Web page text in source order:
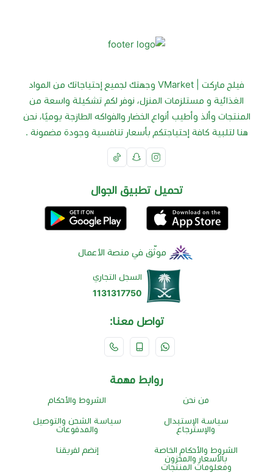
فيلج ماركت | VMarket وجهتك لجميع إحتياجاتك من المواد
الغذائية و مستلزمات المنزل، نوفر لكم تشكيلة واسعة من
المنتجات وألذ وأطيب أنواع الخضار والفواكه الطازجة يوميًا، نحن
هنا لتلبية كافة إحتياجتكم بأسعار تنافسية وجودة مضمونة .
تحميل تطبيق الجوال
موثّق في منصة الأعمال
السجل التجاري
1131317750
تواصل معنا:
روابط مهمة
من نحن الشروط والأحكام
سياسة الإستبدال
والإسترجاع
سياسة الشحن والتوصيل
والمدفوعات
الشروط والأحكام الخاصة
بالأسعار والمخزون
ومعلومات المنتجات
إنضم لفريقنا